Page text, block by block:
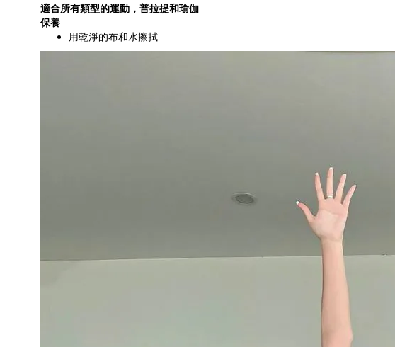
適合所有類型的運動，普拉提和瑜伽
保養
用乾淨的布和水擦拭